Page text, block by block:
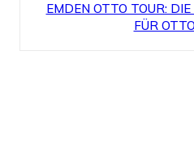
EMDEN OTTO TOUR:
FÜR